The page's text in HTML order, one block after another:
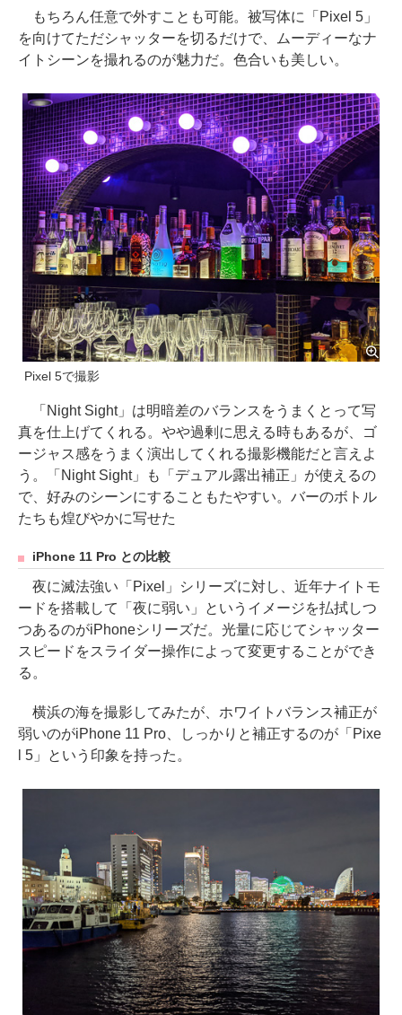
もちろん任意で外すことも可能。被写体に「Pixel 5」
を向けてただシャッターを切るだけで、ムーディーなナ
イトシーンを撮れるのが魅力だ。色合いも美しい。
Pixel 5で撮影
「Night Sight」は明暗差のバランスをうまくとって写
真を仕上げてくれる。やや過剰に思える時もあるが、ゴ
ージャス感をうまく演出してくれる撮影機能だと言えよ
う。「Night Sight」も「デュアル露出補正」が使えるの
で、好みのシーンにすることもたやすい。バーのボトル
たちも煌びやかに写せた
iPhone 11 Pro との比較
夜に滅法強い「Pixel」シリーズに対し、近年ナイトモ
ードを搭載して「夜に弱い」というイメージを払拭しつ
つあるのがiPhoneシリーズだ。光量に応じてシャッター
スピードをスライダー操作によって変更することができ
る。
横浜の海を撮影してみたが、ホワイトバランス補正が
弱いのがiPhone 11 Pro、しっかりと補正するのが「Pixe
l 5」という印象を持った。